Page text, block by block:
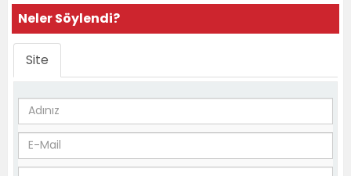
Neler Söylendi?
Site